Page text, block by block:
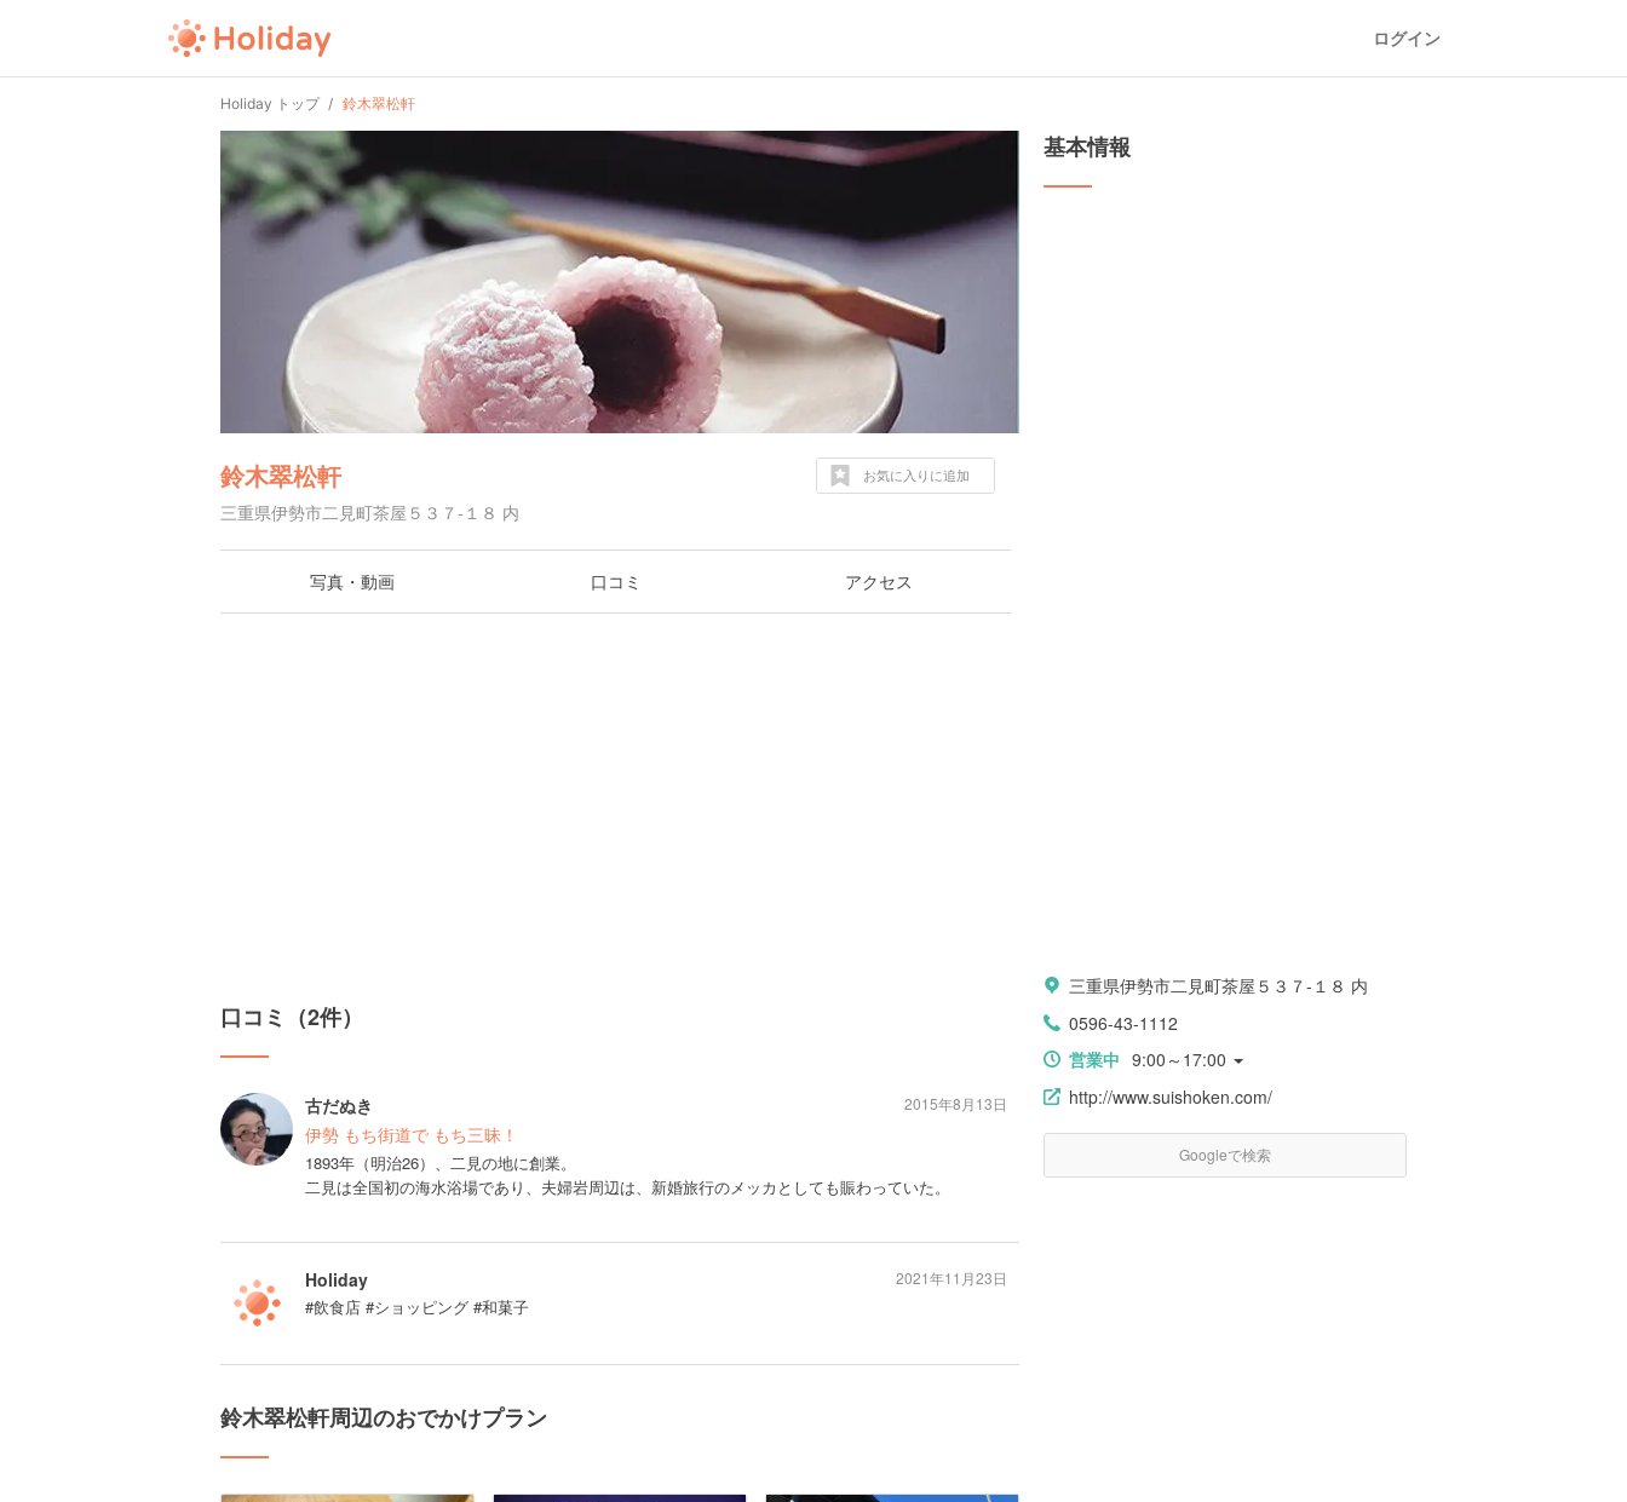
ログイン
Holiday トップ 鈴木翠松軒
鈴木翠松軒
三重県伊勢市二見町茶屋５３７-１８ 内
お気に入りに追加
写真・動画 口コミ アクセス
口コミ（2件）
古だぬき
伊勢 もち街道で もち三昧！
1893年（明治26）、二見の地に創業。
二見は全国初の海水浴場であり、夫婦岩周辺は、新婚旅行のメッカとしても賑わっていた。
2015年8月13日
Holiday
#飲食店 #ショッピング #和菓子
2021年11月23日
鈴木翠松軒周辺のおでかけプラン
基本情報
三重県伊勢市二見町茶屋５３７-１８ 内
0596-43-1112
営業中 9:00～17:00
http://www.suishoken.com/
Googleで検索